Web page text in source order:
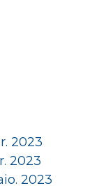
2023
2023
2023